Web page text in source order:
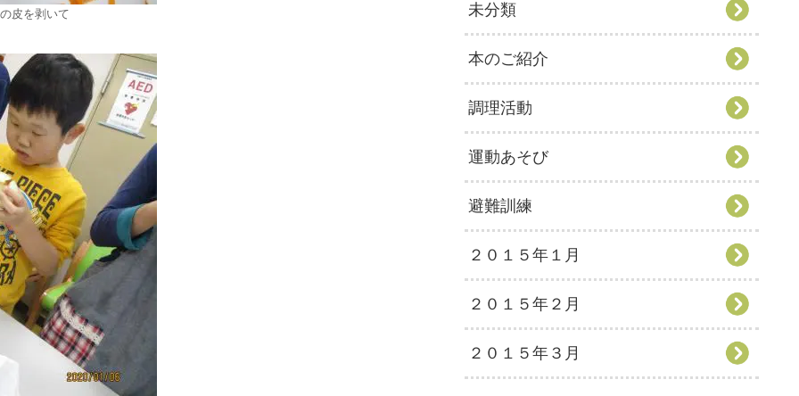
皮を剥いて 未分類
本のご紹介
調理活動
運動あそび
避難訓練
２０１５年１月
２０１５年２月
２０１５年３月